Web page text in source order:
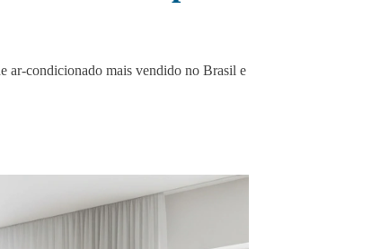
ar-condicionado mais vendido no Brasil e